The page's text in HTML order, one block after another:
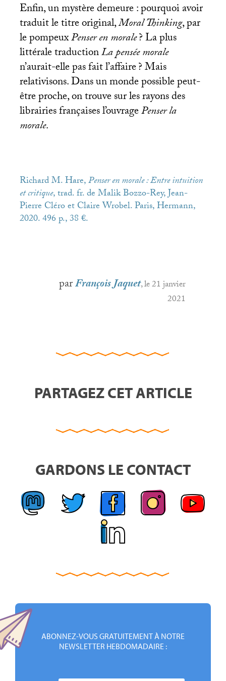
Enfin, un mystère demeure : pourquoi avoir
traduit le titre original,Moral Thinking, par
le pompeuxPenser en morale? La plus
littérale traductionLa pensée morale
n’aurait-elle pas fait l’affaire? Mais
relativisons. Dans un monde possible peut-
être proche, on trouve sur les rayons des
librairies françaises l’ouvragePenser la
morale.
Richard M. Hare,Penser en morale : Entre intuition
et critique, trad. fr. de Malik Bozzo-Rey, Jean-
Pierre Cléro et Claire Wrobel. Paris, Hermann,
2020. 496 p., 38 €.
parFrançois Jaquet, le 21 janvier
2021
PARTAGEZ CET ARTICLE
GARDONS LE CONTACT
ABONNEZ-VOUS GRATUITEMENT À NOTRE
NEWSLETTER HEBDOMADAIRE :